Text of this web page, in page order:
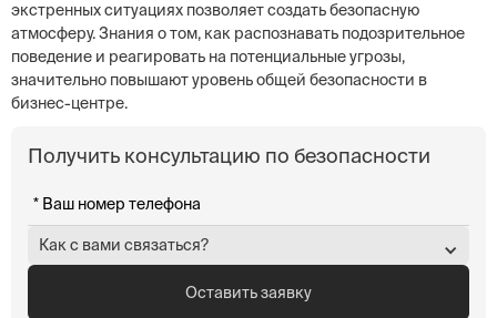
экстренных ситуациях позволяет создать безопасную
атмосферу. Знания о том, как распознавать подозрительное
поведение и реагировать на потенциальные угрозы,
значительно повышают уровень общей безопасности в
бизнес-центре.
Получить консультацию по безопасности
Как с вами связаться?